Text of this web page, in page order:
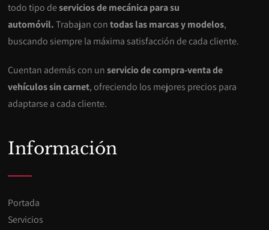
todo tipo deservicios de mecánica para su
automóvil.Trabajan contodas las marcas y modelos,
buscando siempre la máxima satisfacción de cada cliente.
Cuentan además con unservicio de compra-venta de
vehículos sin carnet, ofreciendo los mejores precios para
adaptarse a cada cliente.
Información
Portada
Servicios